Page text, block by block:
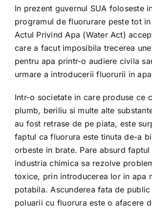
In prezent guvernul SUA foloseste
programul de fluorurare peste tot
Actul Privind Apa (Water Act)
care a facut imposibila trecerea
pentru apa printr-o audiere civila
urmare a introducerii fluorurii in
Intr-o societate in care produse ce
plumb, beriliu si multe alte
au fost retrase de pe piata, este
faptul ca fluorura este tinuta de-a
orbeste in brate. Pare absurd
industria chimica sa rezolve
toxice, prin introducerea lor in apa
potabila. Ascunderea fata de
poluarii cu fluorura este o afacere